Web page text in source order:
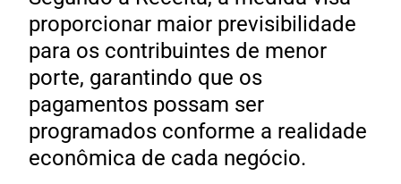
proporcionar maior previsibilidade
para os contribuintes de menor
porte, garantindo que os
pagamentos possam ser
programados conforme a realidade
econômica de cada negócio.